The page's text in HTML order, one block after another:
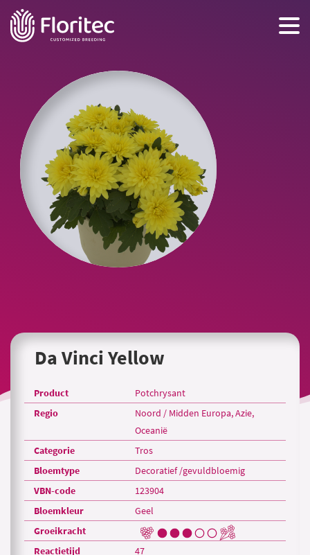
Da Vinci Yellow
Product
Potchrysant
Regio
Noord / Midden Europa, Azie,
Oceanië
Categorie
Tros
Bloemtype
Decoratief /gevuldbloemig
VBN-code
123904
Bloemkleur
Geel
Groeikracht
Reactietijd
47